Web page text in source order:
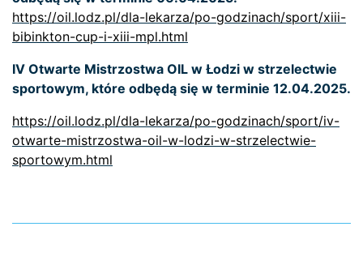
https://oil.lodz.pl/dla-lekarza/po-godzinach/sport/xiii-
bibinkton-cup-i-xiii-mpl.html
IV Otwarte Mistrzostwa OIL w Łodzi w strzelectwie
sportowym, które odbędą się w terminie 12.04.2025.
https://oil.lodz.pl/dla-lekarza/po-godzinach/sport/iv-
otwarte-mistrzostwa-oil-w-lodzi-w-strzelectwie-
sportowym.html